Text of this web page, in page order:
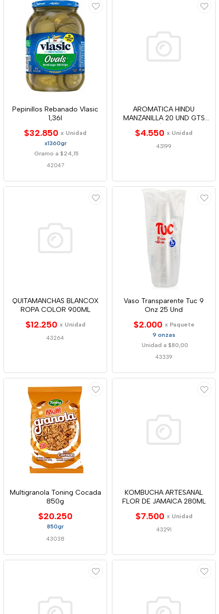
Pepinillos Rebanado Vlasic
1,36l
$32.850 x Unidad
x1360gr
Gramo a $24,15
42047
AROMATICA HINDU
MANZANILLA 20 UND GTS
$4.550 x Unidad
43199
QUITAMANCHAS BLANCOX
ROPA COLOR 900ML
$12.250 x Unidad
43264
Vaso Transparente Tuc 9
Onz 25 Und
$2.000 x Paquete
9 onzas
Unidad a $80,00
43339
Multigranola Toning Cocada
850g
$20.250
850gr
43038
KOMBUCHA ARTESANAL
FLOR DE JAMAICA 280ML
$7.500 x Unidad
43291